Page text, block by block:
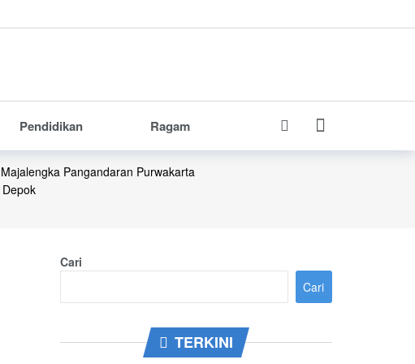
Pendidikan Ragam
Majalengka Pangandaran Purwakarta
Depok
Cari
Cari
TERKINI